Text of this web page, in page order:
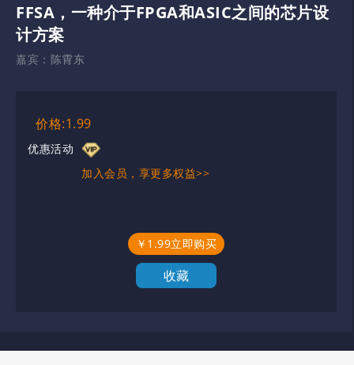
FFSA，一种介于FPGA和ASIC之间的芯片设
计方案
嘉宾： 陈霄东
价格:1.99
优惠活动
加入会员，享更多权益>>
￥1.99立即购买
收藏